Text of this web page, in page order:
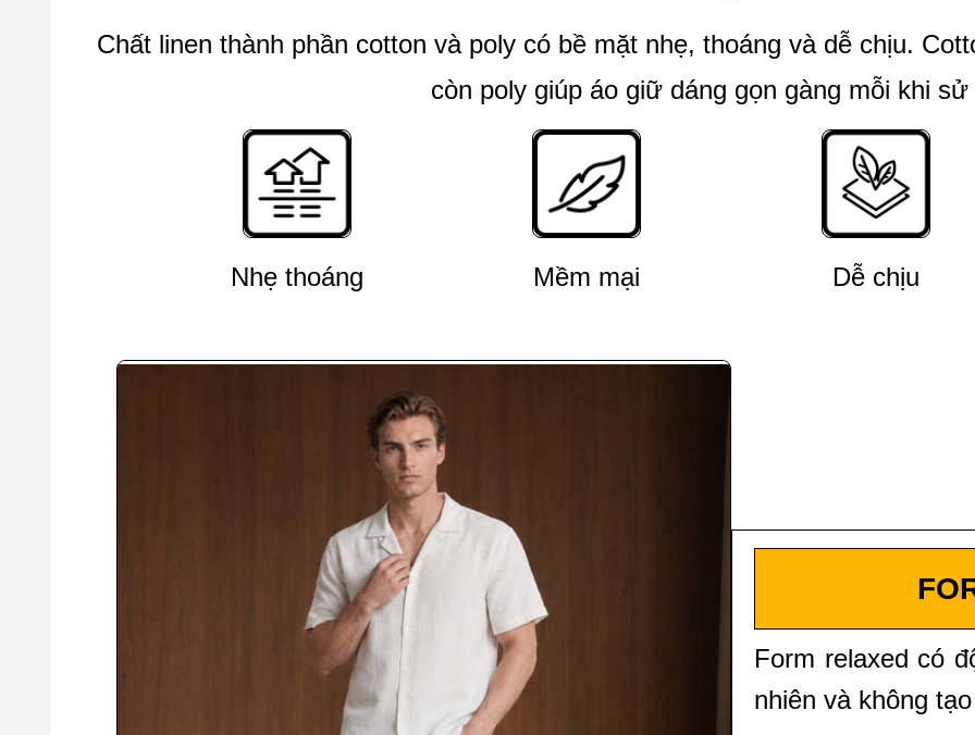
Chất linen thành phần cotton và poly có bề mặt nhẹ, thoáng và dễ chịu.
còn poly giúp áo giữ dáng gọn gàng mỗi khi sử
Nhẹ thoáng Mềm mại Dễ chịu
Form relaxed có
nhiên và không